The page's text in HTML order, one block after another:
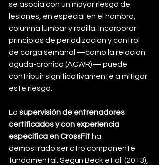
se asocia con un mayor riesgo de
lesiones, en especial en el hombro,
columna lumbar y rodilla. Incorporar
principios de periodización y control
de carga semanal —como la relación
aguda-crónica (ACWR)— puede
contribuir significativamente a mitigar
este riesgo.
La supervisión de entrenadores
certificados y con experiencia
específica en CrossFit ha
demostrado ser otro componente
fundamental. Según Beck et al. (2013),